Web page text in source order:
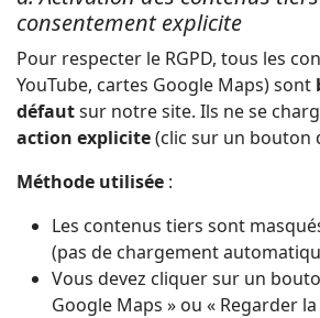
consentement explicite
Pour respecter le RGPD, tous les
YouTube, cartes Google Maps) sont
défautsur notre site. Ils ne se
action explicite(clic sur un bouton
Méthode utilisée :
Les contenus tiers sont
(pas de chargement
Vous devez cliquer sur un
Google Maps » ou « Regarder